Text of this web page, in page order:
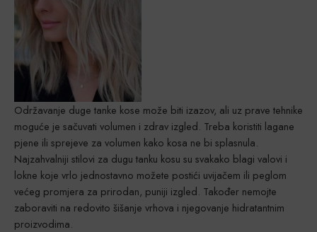
Održavanje duge tanke kose može biti izazov, ali uz prave tehnike
moguće je sačuvati volumen i zdrav izgled. Treba koristiti lagane
pjene ili sprejeve za volumen kako kosa ne bi splasnula.
Najzahvalniji stilovi za dugu tanku kosu su svakako blagi valovi i
lokne koje vrlo jednostavno možete postići uvijačem ili peglom
većeg promjera za prirodan, puniji izgled. Također nemojte
zaboraviti na redovito šišanje vrhova i njegovanje hidratantnim
proizvodima.